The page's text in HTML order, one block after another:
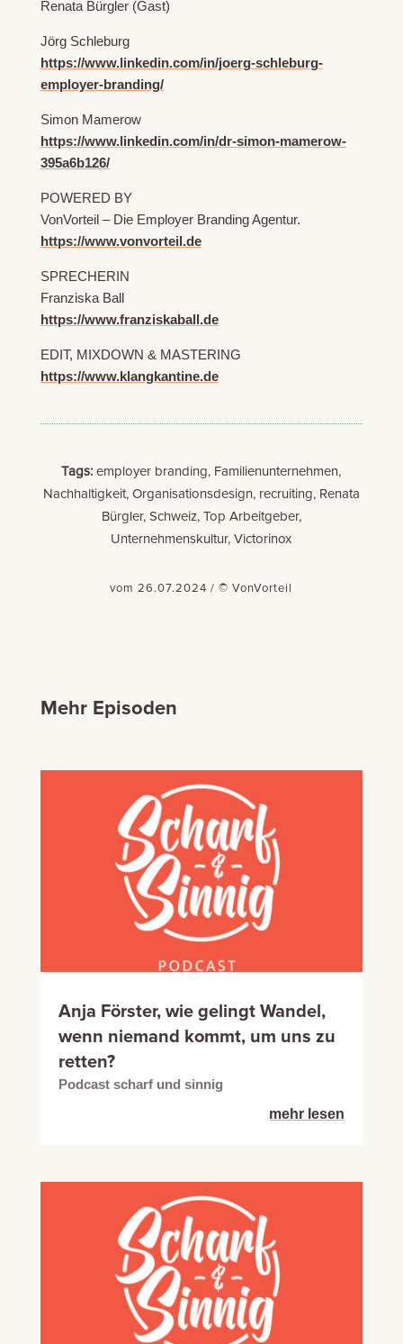
Renata Bürgler (Gast)
Jörg Schleburg
https://www.linkedin.com/in/joerg-schleburg-
employer-branding/
Simon Mamerow
https://www.linkedin.com/in/dr-simon-mamerow-
395a6b126/
POWERED BY
VonVorteil – Die Employer Branding Agentur.
https://www.vonvorteil.de
SPRECHERIN
Franziska Ball
https://www.franziskaball.de
EDIT, MIXDOWN & MASTERING
https://www.klangkantine.de
Tags: employer branding, Familienunternehmen,
Nachhaltigkeit, Organisationsdesign, recruiting, Renata
Bürgler, Schweiz, Top Arbeitgeber,
Unternehmenskultur, Victorinox
vom 26.07.2024 / © VonVorteil
Mehr Episoden
Anja Förster, wie gelingt Wandel,
wenn niemand kommt, um uns zu
retten?
Podcast scharf und sinnig
mehr lesen